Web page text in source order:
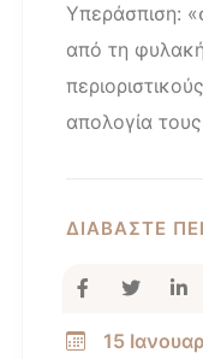
Υπεράσπιση:
από τη
απολογία
ΔΙΑΒΑΣΤΕ
15